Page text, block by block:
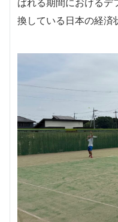
ばれる期間におけるデ
換している日本の経済